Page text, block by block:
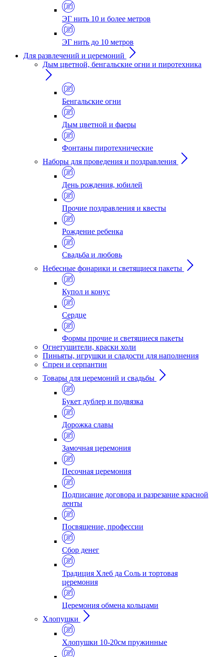
ЭГ нить 10 и более метров
ЭГ нить до 10 метров
Для развлечений и церемоний
Дым цветной, бенгальские огни и пиротехника
Бенгальские огни
Дым цветной и фаеры
Фонтаны пиротехнические
Наборы для проведения и поздравления
День рождения, юбилей
Прочие поздравления и квесты
Рождение ребенка
Свадьба и любовь
Небесные фонарики и светящиеся пакеты
Купол и конус
Сердце
Формы прочие и светящиеся пакеты
Огнетушители, краски холи
Пиньяты, игрушки и сладости для наполнения
Спреи и серпантин
Товары для церемоний и свадьбы
Букет дублер и подвязка
Дорожка славы
Замочная церемония
Песочная церемония
Подписание договора и разрезание красной
ленты
Посвящение, профессии
Сбор денег
Традиция Хлеб да Соль и тортовая
церемония
Церемония обмена кольцами
Хлопушки
Хлопушки 10-20см пружинные